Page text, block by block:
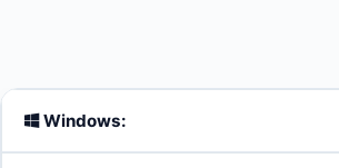
Windows: